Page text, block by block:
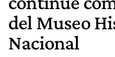
del Museo
Nacional